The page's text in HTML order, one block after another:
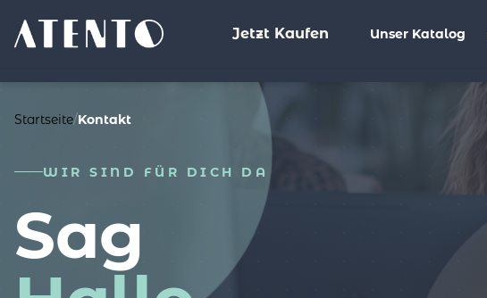
Jetzt Kaufen Unser Katalog
Startseite/Kontakt
WIR SIND FÜR DICH DA
Sag